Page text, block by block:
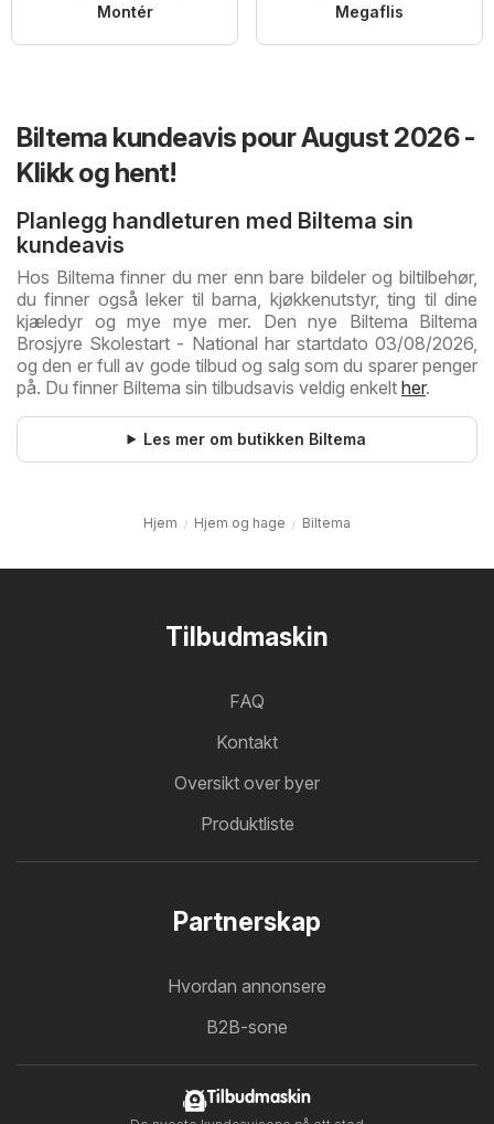
Montér Megaflis
Biltema kundeavis pour August 2026 -
Klikk og hent!
Planlegg handleturen med Biltema sin
kundeavis
Hos Biltema finner du mer enn bare bildeler og biltilbehør,
du finner også leker til barna, kjøkkenutstyr, ting til dine
kjæledyr og mye mye mer. Den nye Biltema Biltema
Brosjyre Skolestart - National har startdato 03/08/2026,
og den er full av gode tilbud og salg som du sparer penger
på. Du finner Biltema sin tilbudsavis veldig enkelt her.
Les mer om butikken Biltema
Hjem Hjem og hage Biltema
Tilbudmaskin
FAQ
Kontakt
Oversikt over byer
Produktliste
Partnerskap
Hvordan annonsere
B2B-sone
Tilbudmaskin